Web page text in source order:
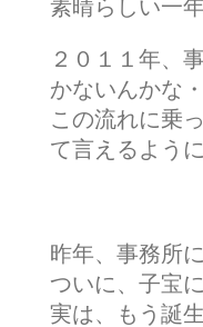
素晴らしい一
２０１１年、
かないんかな・
この流れに乗
て言えるよう
昨年、事務所
ついに、子宝
実は、もう誕